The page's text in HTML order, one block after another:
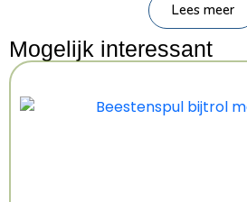
Lees meer
Mogelijk interessant